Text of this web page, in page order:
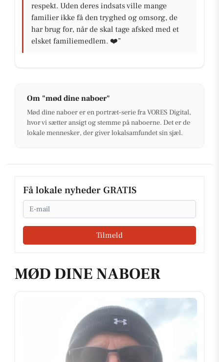
respekt. Uden deres indsats ville mange
familier ikke få den tryghed og omsorg, de
har brug for, når de skal tage afsked med et
elsket familiemedlem. ❤️”
Om "mød dine naboer"
Mød dine naboer er en portræt-serie fra VORES Digital,
hvor vi sætter ansigt og stemme på naboerne. Det er de
lokale mennesker, der giver lokalsamfundet sin sjæl.
Få lokale nyheder GRATIS
Email
Tilmeld
MØD DINE NABOER